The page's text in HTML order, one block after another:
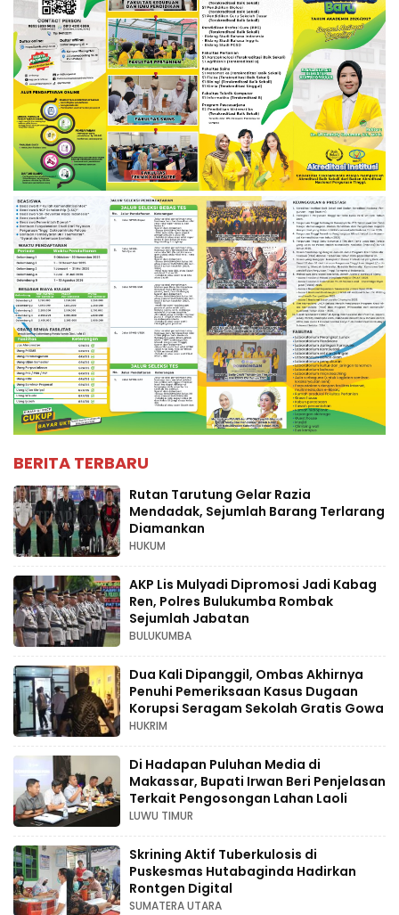
BERITA TERBARU
Rutan Tarutung Gelar Razia
Mendadak, Sejumlah Barang Terlarang
Diamankan
HUKUM
AKP Lis Mulyadi Dipromosi Jadi Kabag
Ren, Polres Bulukumba Rombak
Sejumlah Jabatan
BULUKUMBA
Dua Kali Dipanggil, Ombas Akhirnya
Penuhi Pemeriksaan Kasus Dugaan
Korupsi Seragam Sekolah Gratis Gowa
HUKRIM
Di Hadapan Puluhan Media di
Makassar, Bupati Irwan Beri Penjelasan
Terkait Pengosongan Lahan Laoli
LUWU TIMUR
Skrining Aktif Tuberkulosis di
Puskesmas Hutabaginda Hadirkan
Rontgen Digital
SUMATERA UTARA